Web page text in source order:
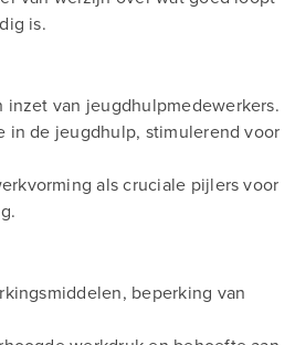
is.
inzet van jeugdhulpmedewerkers.
in de jeugdhulp, stimulerend voor
als cruciale pijlers voor
beperking van